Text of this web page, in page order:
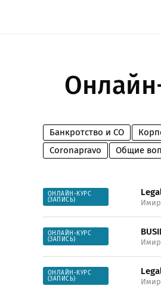
Банкротство и СО
Coronapravo
Общие
ОНЛАЙН-КУРС
(ЗАПИСЬ)
Имир
ОНЛАЙН-КУРС
(ЗАПИСЬ)
Имир
ОНЛАЙН-КУРС
(ЗАПИСЬ)
Имир